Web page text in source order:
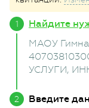
Найдите
МАОУ
УСЛУГИ,
Введите